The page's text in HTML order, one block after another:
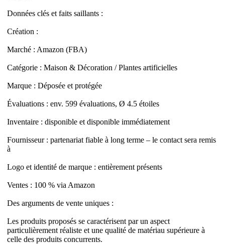
Données clés et faits saillants :
Création :
Marché : Amazon (FBA)
Catégorie : Maison & Décoration / Plantes artificielles
Marque : Déposée et protégée
Évaluations : env. 599 évaluations, Ø 4.5 étoiles
Inventaire : disponible et disponible immédiatement
Fournisseur : partenariat fiable à long terme – le contact sera remis
à
Logo et identité de marque : entièrement présents
Ventes : 100 % via Amazon
Des arguments de vente uniques :
Les produits proposés se caractérisent par un aspect
particulièrement réaliste et une qualité de matériau supérieure à
celle des produits concurrents.